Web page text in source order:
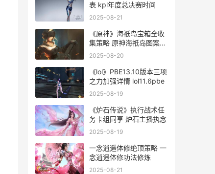
表 kpl年度总决赛时间
2025-08-21
《原神》海祇岛宝箱全收
集策略 原神海祇岛图案位
置
2025-08-20
《lol》PBE13.10版本三项
之力加强详情 lol11.6pbe
2025-08-19
《炉石传说》执行战术任
务卡组同享 炉石主播执念
2025-08-19
一念逍遥体修绝顶策略 一
念逍遥体修功法修炼
2025-08-21